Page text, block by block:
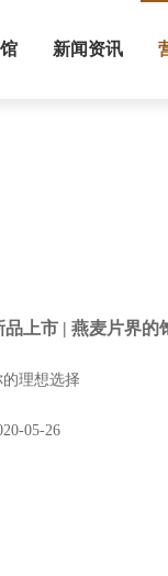
新闻资讯
品上市 | 燕麦片界的
的理想选择
05-26